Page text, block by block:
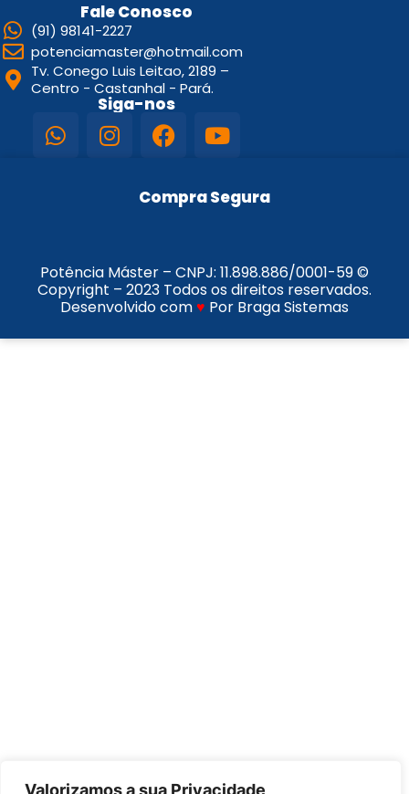
Valorizamos a sua Privacidade
Fale Conosco
(91) 98141-2227
potenciamaster@hotmail.com
Tv. Conego Luis Leitao, 2189 –
Centro - Castanhal - Pará.
Siga-nos
Compra Segura
Potência Máster – CNPJ: 11.898.886/0001-59©
Copyright – 2023 Todos os direitos reservados.
Desenvolvido com♥ Por Braga Sistemas